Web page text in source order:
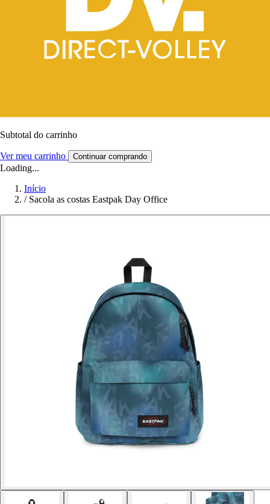
Subtotal do carrinho
Ver meu carrinho Continuar comprando
Loading...
Início
/ Sacola as costas Eastpak Day Office